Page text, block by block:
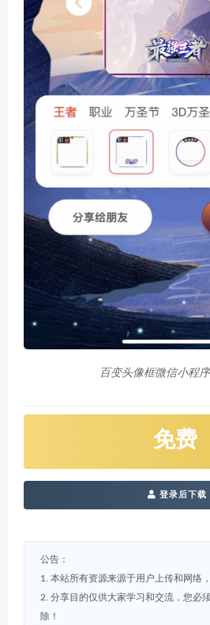
百变头像框微信小程
免费
登录后下载
公告：
1. 本站所有资源来源于用户上传和网络
2. 分享目的仅供大家学习和交流，您必
除！